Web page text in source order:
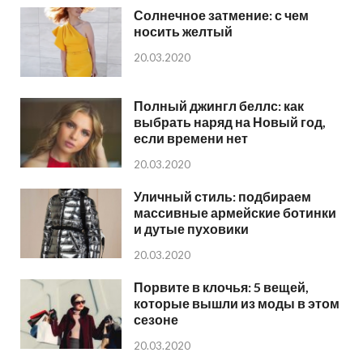
Солнечное затмение: с чем
носить желтый
20.03.2020
Полный джингл беллс: как
выбрать наряд на Новый год,
если времени нет
20.03.2020
Уличный стиль: подбираем
массивные армейские ботинки
и дутые пуховики
20.03.2020
Порвите в клочья: 5 вещей,
которые вышли из моды в этом
сезоне
20.03.2020